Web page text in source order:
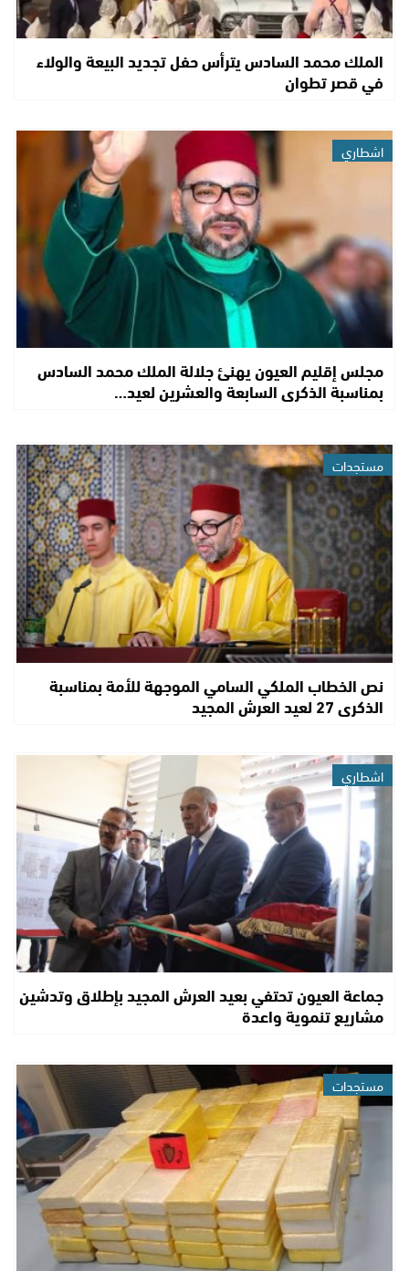
الملك محمد السادس يترأس حفل تجديد البيعة والولاء
في قصر تطوان
اشطاري
مجلس إقليم العيون يهنئ جلالة الملك محمد السادس
بمناسبة الذكرى السابعة والعشرين لعيد…
مستجدات
نص الخطاب الملكي السامي الموجهة للأمة بمناسبة
الذكرى 27 لعيد العرش المجيد
اشطاري
جماعة العيون تحتفي بعيد العرش المجيد بإطلاق وتدشين
مشاريع تنموية واعدة
مستجدات